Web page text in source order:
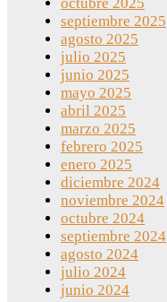
septiembre 2025
agosto 2025
julio 2025
junio 2025
mayo 2025
abril 2025
marzo 2025
febrero 2025
enero 2025
diciembre 2024
noviembre 2024
octubre 2024
septiembre 2024
agosto 2024
julio 2024
junio 2024